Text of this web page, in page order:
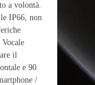
a volontà.
IP66, non
il
e 90
/